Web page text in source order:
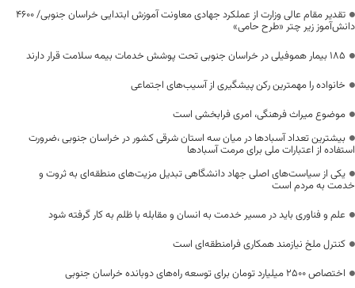
تقدیر مقام عالی وزارت از عملکرد جهادی معاونت آموزش ابتدایی خراسان جنوبی/ ۴۶۰۰
دانش‌آموز زیر چتر «طرح حامی»
۱۸۵ بیمار هموفیلی در خراسان جنوبی تحت پوشش خدمات بیمه سلامت قرار دارند
خانواده را مهمترین رکن پیشگیری از آسیب‌های اجتماعی
موضوع میراث فرهنگی، امری فرابخشی است
بیشترین تعداد آسبادها در میان سه استان شرقی کشور در خراسان جنوبی ،ضرورت
استفاده از اعتبارات ملی برای مرمت آسبادها
یکی از سیاست‌های اصلی جهاد دانشگاهی تبدیل مزیت‌های منطقه‌ای به ثروت و
خدمت به مردم است
علم و فناوری باید در مسیر خدمت به انسان و مقابله با ظلم به کار گرفته شود
کنترل ملخ نیازمند همکاری فرامنطقه‌ای است
اختصاص 2500 میلیارد تومان برای توسعه راه‌های دوبانده خراسان جنوبی